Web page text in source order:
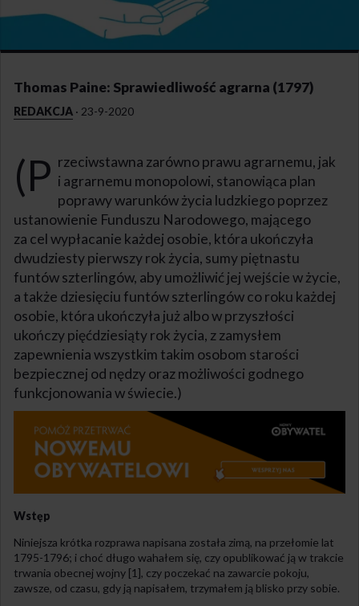
Thomas Paine: Sprawiedliwość agrarna (1797)
REDAKCJA · 23-9-2020
(p rzeciwstawna zarówno prawu agrarnemu, jak
i agrarnemu monopolowi, stanowiąca plan
poprawy warunków życia ludzkiego poprzez
ustanowienie Funduszu Narodowego, mającego
za cel wypłacanie każdej osobie, która ukończyła
dwudziesty pierwszy rok życia, sumy piętnastu
funtów szterlingów, aby umożliwić jej wejście w życie,
a także dziesięciu funtów szterlingów co roku każdej
osobie, która ukończyła już albo w przyszłości
ukończy pięćdziesiąty rok życia, z zamysłem
zapewnienia wszystkim takim osobom starości
bezpiecznej od nędzy oraz możliwości godnego
funkcjonowania w świecie.)
Wstęp
Niniejsza krótka rozprawa napisana została zimą, na przełomie lat
1795-1796; i choć długo wahałem się, czy opublikować ją w trakcie
trwania obecnej wojny [1], czy poczekać na zawarcie pokoju,
zawsze, od czasu, gdy ją napisałem, trzymałem ją blisko przy sobie.